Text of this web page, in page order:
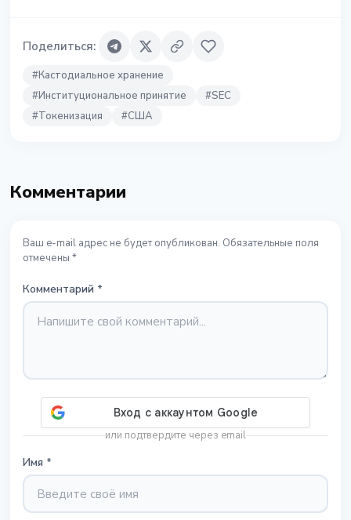
Поделиться:
#Кастодиальное хранение
#Институциональное принятие #SEC
#Токенизация #США
Комментарии
Ваш e-mail адрес не будет опубликован. Обязательные поля
отмечены *
Комментарий *
или подтвердите через email
Имя *